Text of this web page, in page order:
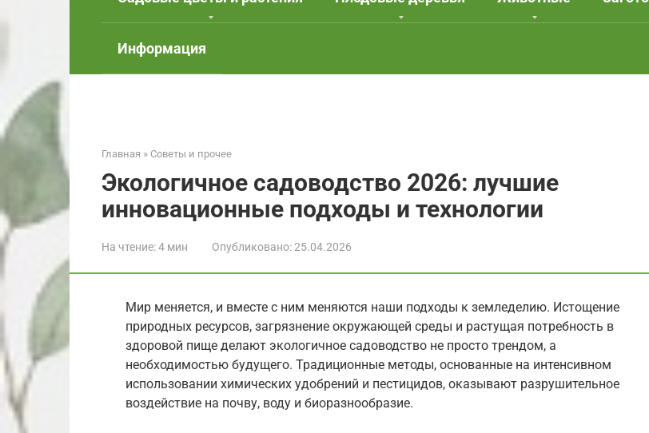
Информация
Главная » Советы и прочее
Экологичное садоводство 2026: лучшие
инновационные подходы и технологии
На чтение:4 мин Опубликовано:25.04.2026
Мир меняется, и вместе с ним меняются наши подходы к земледелию. Истощение
природных ресурсов, загрязнение окружающей среды и растущая потребность в
здоровой пище делают экологичное садоводство не просто трендом, а
необходимостью будущего. Традиционные методы, основанные на интенсивном
использовании химических удобрений и пестицидов, оказывают разрушительное
воздействие на почву, воду и биоразнообразие.